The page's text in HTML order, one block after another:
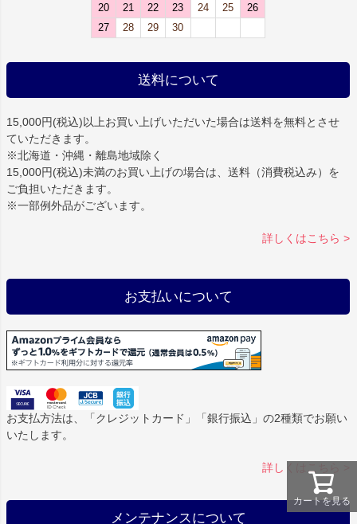
カートを見る
20
21 22 23 24 25
26
27
28 29 30
送料について
15,000円(税込)以上お買い上げいただいた場合は送料を無料とさせ
ていただきます。
※北海道・沖縄・離島地域除く
15,000円(税込)未満のお買い上げの場合は、送料（消費税込み）を
ご負担いただきます。
※一部例外品がございます。
詳しくはこちら >
お支払いについて
お支払方法は、「クレジットカード」「銀行振込」の2種類でお願い
いたします。
詳しくはこちら >
メンテナンスについて